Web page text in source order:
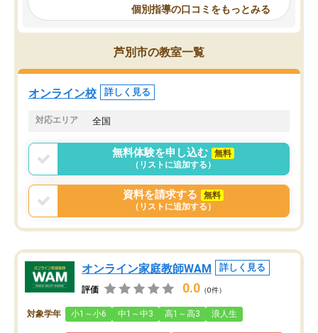
使える自習室とかもあり、わからない
ところがあれば先生が回答してくれる
のも重宝しています。
謝です。
個別指導の口コミをもっとみる
芦別市の教室一覧
オンライン校 詳しく見る
対応エリア 全国
無料体験を申し込む
無料
（リストに追加する）
資料を請求する
無料
（リストに追加する）
オンライン家庭教師WAM 詳しく見る
評価 0.0 （0件）
対象学年 小1～小6 中1～中3 高1～高3 浪人生